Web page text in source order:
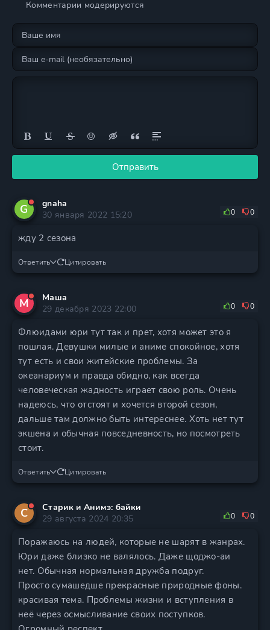
Комментарии модерируются
Отправить
G
gnaha
30 января 2022 15:20
0 0
жду 2 сезона
Ответить Цитировать
М
Маша
29 декабря 2023 22:00
0 0
Флюидами юри тут так и прет, хотя может это я
пошлая. Девушки милые и аниме спокойное, хотя
тут есть и свои житейские проблемы. За
океанариум и правда обидно, как всегда
человеческая жадность играет свою роль. Очень
надеюсь, что отстоят и хочется второй сезон,
дальше там должно быть интереснее. Хоть нет тут
экшена и обычная повседневность, но посмотреть
стоит.
Ответить Цитировать
С
Старик и Анимэ: байки
29 августа 2024 20:35
0 0
Поражаюсь на людей, которые не шарят в жанрах.
Юри даже близко не валялось. Даже щоджо-аи
нет. Обычная нормальная дружба подруг.
Просто сумашедше прекрасные природные фоны.
красивая тема. Проблемы жизни и вступления в
неё через осмысливание своих поступков.